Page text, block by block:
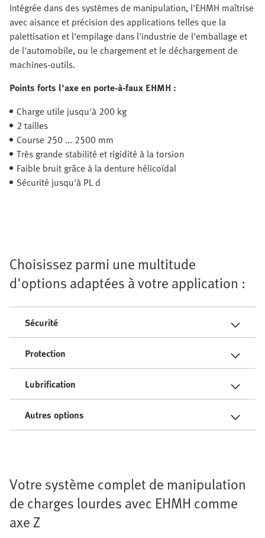
Intégrée dans des systèmes de manipulation, l'EHMH maîtrise
avec aisance et précision des applications telles que la
palettisation et l'empilage dans l'industrie de l'emballage et
de l'automobile, ou le chargement et le déchargement de
machines-outils.
Points forts l'axe en porte-à-faux EHMH :
Charge utile jusqu'à 200 kg
2 tailles
Course 250 ... 2500 mm
Très grande stabilité et rigidité à la torsion
Faible bruit grâce à la denture hélicoïdal
Sécurité jusqu'à PL d
Choisissez parmi une multitude
d'options adaptées à votre application :
Sécurité
Protection
Lubrification
Autres options
Votre système complet de manipulation
de charges lourdes avec EHMH comme
axe Z